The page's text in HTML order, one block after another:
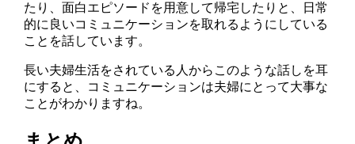
たり、面白エピソードを用意して帰宅したりと、日常
的に良いコミュニケーションを取れるようにしている
ことを話しています。
長い夫婦生活をされている人からこのような話しを耳
にすると、コミュニケーションは夫婦にとって大事な
ことがわかりますね。